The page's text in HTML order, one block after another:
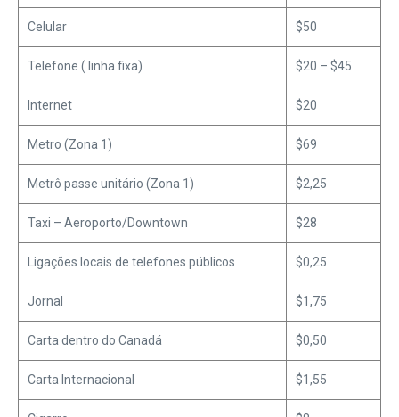
Celular $50
Telefone ( linha fixa) $20 – $45
Internet $20
Metro (Zona 1) $69
Metrô passe unitário (Zona 1) $2,25
Taxi – Aeroporto/Downtown $28
Ligações locais de telefones públicos $0,25
Jornal $1,75
Carta dentro do Canadá $0,50
Carta Internacional $1,55